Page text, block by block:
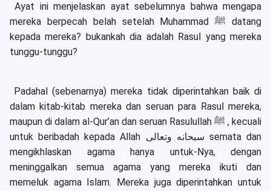
Ayat ini menjelaskan ayat sebelumnya bahwa mengapa
mereka berpecah belah setelah Muhammad ﷺ datang
kepada mereka? bukankah dia adalah Rasul yang mereka
tunggu-tunggu?
Padahal (sebenarnya) mereka tidak diperintahkan baik di
dalam kitab-kitab mereka dan seruan para Rasul mereka,
maupun di dalam al-Qur’an dan seruan Rasulullah ﷺ , kecuali
untuk beribadah kepada Allah سبحانه وتعالى semata dan
mengikhlaskan agama hanya untuk-Nya, dengan
meninggalkan semua agama yang mereka ikuti dan
memeluk agama Islam. Mereka juga diperintahkan untuk